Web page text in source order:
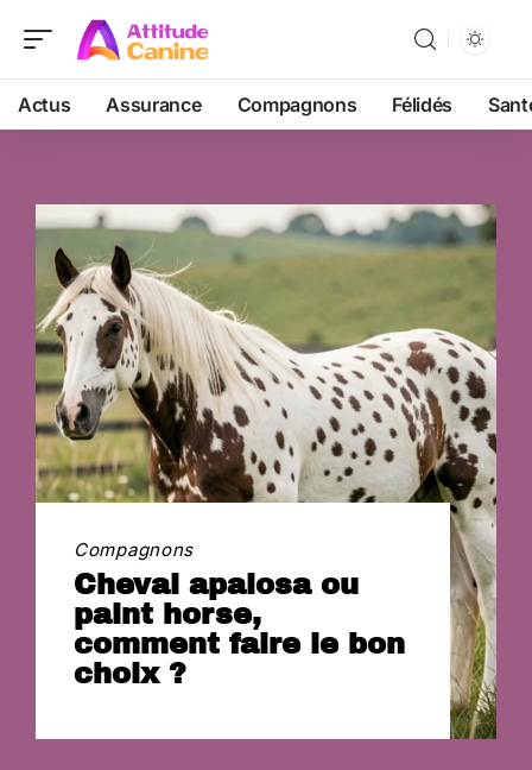
Actus Assurance Compagnons Félidés
Compagnons
Cheval apalosa ou
paint horse,
comment faire le bon
choix ?